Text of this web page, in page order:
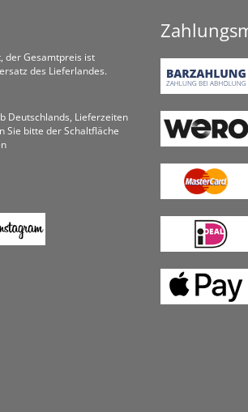
der Gesamtpreis ist
des Lieferlandes.
Deutschlands, Lieferzeiten
Sie bitte der Schaltfläche